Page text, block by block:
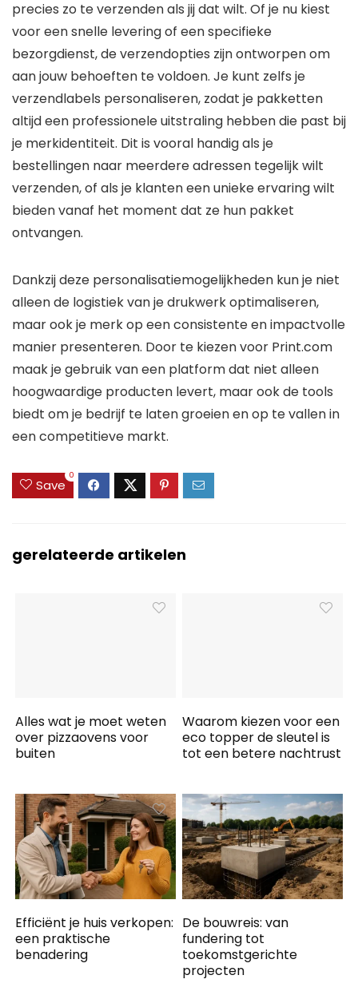
precies zo te verzenden als jij dat wilt. Of je nu kiest
voor een snelle levering of een specifieke
bezorgdienst, de verzendopties zijn ontworpen om
aan jouw behoeften te voldoen. Je kunt zelfs je
verzendlabels personaliseren, zodat je pakketten
altijd een professionele uitstraling hebben die past bij
je merkidentiteit. Dit is vooral handig als je
bestellingen naar meerdere adressen tegelijk wilt
verzenden, of als je klanten een unieke ervaring wilt
bieden vanaf het moment dat ze hun pakket
ontvangen.
Dankzij deze personalisatiemogelijkheden kun je niet
alleen de logistiek van je drukwerk optimaliseren,
maar ook je merk op een consistente en impactvolle
manier presenteren. Door te kiezen voor Print.com
maak je gebruik van een platform dat niet alleen
hoogwaardige producten levert, maar ook de tools
biedt om je bedrijf te laten groeien en op te vallen in
een competitieve markt.
Save
0
gerelateerde artikelen
Alles wat je moet weten
over pizzaovens voor
buiten
Waarom kiezen voor een
eco topper de sleutel is
tot een betere nachtrust
Efficiënt je huis verkopen:
een praktische
benadering
De bouwreis: van
fundering tot
toekomstgerichte
projecten